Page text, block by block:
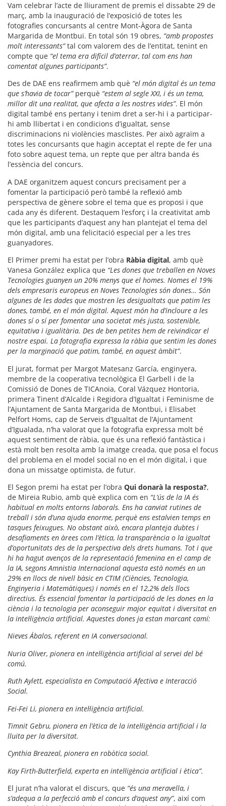
Vam celebrar l’acte de lliurament de premis el dissabte 29 de
març, amb la inauguració de l’exposició de totes les
fotografies concursants al centre Mont-Àgora de Santa
Margarida de Montbui. En total són 19 obres, “amb propostes
molt interessants”tal com valorem des de l’entitat, tenint en
compte que “el tema era difícil d’aterrar, tal com ens han
comentat algunes participants”.
Des de DAE ens reafirmem amb què “el món digital és un tema
que s’havia de tocar”perquè “estem al segle XXI, i és un tema,
millor dit una realitat, que afecta a les nostres vides”. El món
digital també ens pertany i tenim dret a ser-hi i a participar-
hi amb llibertat i en condicions d’igualtat, sense
discriminacions ni violències masclistes. Per això agraïm a
totes les concursants que hagin acceptat el repte de fer una
foto sobre aquest tema, un repte que per altra banda és
l’essència del concurs.
A DAE organitzem aquest concurs precisament per a
fomentar la participació però també la reflexió amb
perspectiva de gènere sobre el tema que es proposi i que
cada any és diferent. Destaquem l’esforç i la creativitat amb
que les participants d’aquest any han plantejat el tema del
món digital, amb una felicitació especial per a les tres
guanyadores.
El Primer premi ha estat per l’obra Ràbia digital, amb què
Vanesa González explica que “Les dones que treballen en Noves
Tecnologies guanyen un 20% menys que el homes. Nomes el 19%
dels empresaris europeus en Noves Tecnologies són dones… Són
algunes de les dades que mostren les desigualtats que patim les
dones, també, en el món digital. Aquest món ha d’incloure a les
dones sí o sí per fomentar una societat més justa, sostenible,
equitativa i igualitària. Des de ben petites hem de reivindicar el
nostre espai. La fotografia expressa la ràbia que sentim les dones
per la marginació que patim, també, en aquest àmbit”.
El jurat, format per Margot Matesanz García, enginyera,
membre de la cooperativa tecnològica El Garbell i de la
Comissió de Dones de TICAnoia, Coral Vázquez Hontoria,
primera Tinent d’Alcalde i Regidora d’Igualtat i Feminisme de
l’Ajuntament de Santa Margarida de Montbui, i Elisabet
Pelfort Homs, cap de Serveis d’Igualtat de l’Ajuntament
d’Igualada, n’ha valorat que la fotografia expressa molt bé
aquest sentiment de ràbia, que és una reflexió fantàstica i
està molt ben resolta amb la imatge creada, que posa el focus
del problema en el model social no en el món digital, i que
dona un missatge optimista, de futur.
El Segon premi ha estat per l’obra Qui donarà la resposta?,
de Mireia Rubio, amb què explica com en “L’ús de la IA és
habitual en molts entorns laborals. Ens ha canviat rutines de
treball i són d’una ajuda enorme, perquè ens estalvien temps en
tasques feixugues. No obstant això, encara planteja dubtes i
desafiaments en àrees com l’ètica, la transparència o la igualtat
d’oportunitats des de la perspectiva dels drets humans. Tot i que
hi ha hagut avenços de la representació femenina en el camp de
la IA, segons Amnistia Internacional aquesta està només en un
29% en llocs de nivell bàsic en CTIM (Ciències, Tecnologia,
Enginyeria i Matemàtiques) i només en el 12,2% dels llocs
directius. És essencial fomentar la participació de les dones en la
ciència i la tecnologia per aconseguir major equitat i diversitat en
la intel·ligència artificial.Aquestes dones ja estan marcant camí:
Nieves Ábalos, referent en IA conversacional.
Nuria Oliver, pionera en intel·ligència artificial al servei del bé
comú.
Ruth Aylett, especialista en Computació Afectiva e Interacció
Social.
Fei-Fei Li, pionera en intel·ligència artificial.
Timnit Gebru, pionera en l’ètica de la intel·ligència artificial i la
lluita per la diversitat.
Cynthia Breazeal, pionera en robòtica social.
Kay Firth-Butterfield, experta en intel·ligència artificial i ètica”.
El jurat n’ha valorat el discurs, que “és una meravella, i
s’adequa a la perfecció amb el concurs d’aquest any”, així com